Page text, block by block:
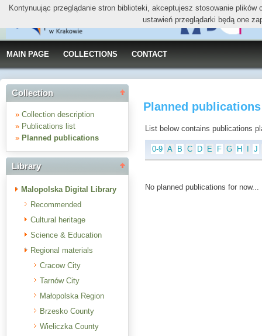
MAIN PAGE COLLECTIONS CONTACT
Collection
» Collection description
» Publications list
» Planned publications
Library
Malopolska Digital Library
Recommended
Cultural heritage
Science & Education
Regional materials
Cracow City
Tarnów City
Małopolska Region
Brzesko County
Wieliczka County
Planned
List below contains publications
0-9 A B C D E F G H J
No planned publications for now...
Kontynuując przeglądanie stron biblioteki, akceptujesz stosowanie
ustawień przeglądarki będą one